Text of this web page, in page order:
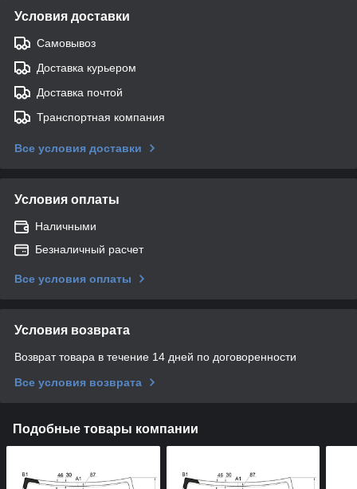
Условия доставки
Самовывоз
Доставка курьером
Доставка почтой
Транспортная компания
Все условия доставки
Условия оплаты
Наличными
Безналичный расчет
Все условия оплаты
Условия возврата
Возврат товара в течение 14 дней по договоренности
Все условия возврата
Подобные товары компании